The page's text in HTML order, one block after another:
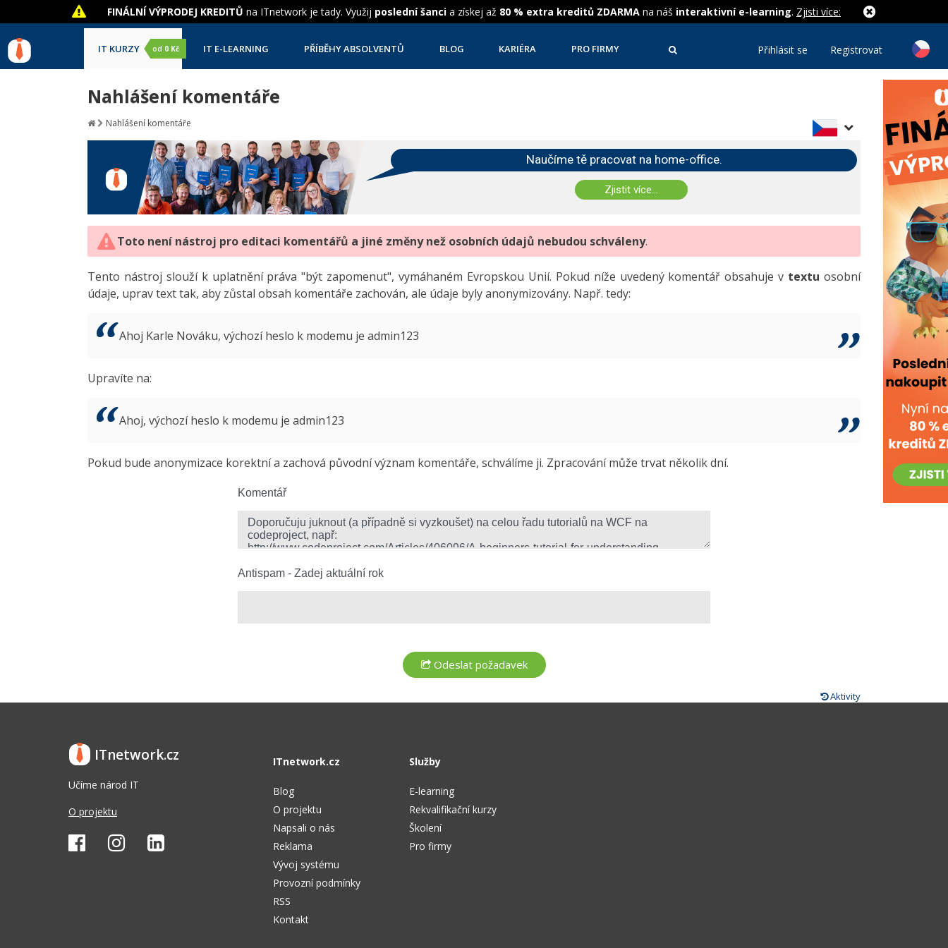
FINÁLNÍ VÝPRODEJ KREDITŮ na ITnetwork je tady. Využij poslední šanci a získej až 80 % extra kreditů ZDARMA na náš interaktivní e-learning. Zjisti více:
IT KURZY od 0 Kč IT E-LEARNING PŘÍBĚHY ABSOLVENTŮ BLOG KARIÉRA PRO FIRMY Přihlásit se Registrovat
Nahlášení komentáře
Nahlášení komentáře
Naučíme tě pracovat na home-office.
Zjistit více...
Toto není nástroj pro editaci komentářů a jiné změny než osobních údajů nebudou schváleny.
Tento nástroj slouží k uplatnění práva "být zapomenut", vymáhaném Evropskou Unií. Pokud níže uvedený komentář obsahuje v textu osobní
údaje, uprav text tak, aby zůstal obsah komentáře zachován, ale údaje byly anonymizovány. Např. tedy:
Ahoj Karle Nováku, výchozí heslo k modemu je admin123
Upravíte na:
Ahoj, výchozí heslo k modemu je admin123
Pokud bude anonymizace korektní a zachová původní význam komentáře, schválíme ji. Zpracování může trvat několik dní.
Komentář
Antispam - Zadej aktuální rok
Aktivity
ITnetwork.cz
Učíme národ IT
O projektu
ITnetwork.cz
Blog
O projektu
Napsali o nás
Reklama
Vývoj systému
Provozní podmínky
RSS
Kontakt
Služby
E-learning
Rekvalifikační kurzy
Školení
Pro firmy